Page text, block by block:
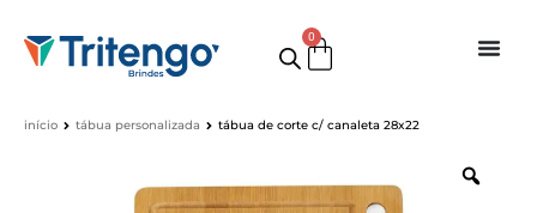
0
início tábua personalizada tábua de corte c/ canaleta 28x22